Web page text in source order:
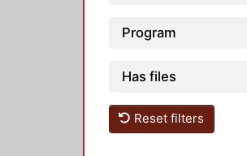
Program
Has files
Reset filters